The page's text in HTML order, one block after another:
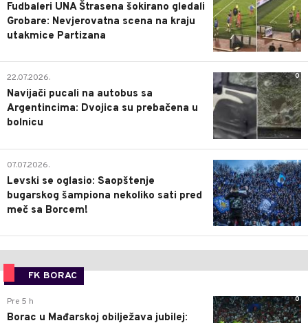
Fudbaleri UNA Štrasena šokirano gledali
Grobare: Nevjerovatna scena na kraju
utakmice Partizana
0
22.07.2026.
Navijači pucali na autobus sa
Argentincima: Dvojica su prebačena u
bolnicu
1
07.07.2026.
Levski se oglasio: Saopštenje
bugarskog šampiona nekoliko sati pred
meč sa Borcem!
FK BORAC
0
Pre 5 h
Borac u Mađarskoj obilježava jubilej: